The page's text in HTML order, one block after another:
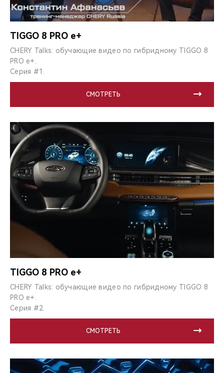
TIGGO 8 PRO e+
CHERY Talks: обучающие видео по гибридному TIGGO 8
PRO e+.
Серия #1.
СМОТРЕТЬ
TIGGO 8 PRO e+
CHERY Talks: обучающие видео по гибридному TIGGO 8
PRO e+.
Серия #2.
СМОТРЕТЬ